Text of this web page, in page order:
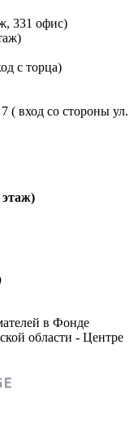
331 офис)
с торца)
( вход со стороны ул.
этаж)
в Фонде
области - Центре